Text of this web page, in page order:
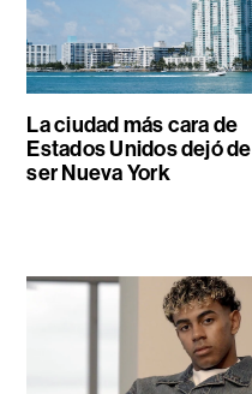
La ciudad más cara de
Estados Unidos dejó de
ser Nueva York